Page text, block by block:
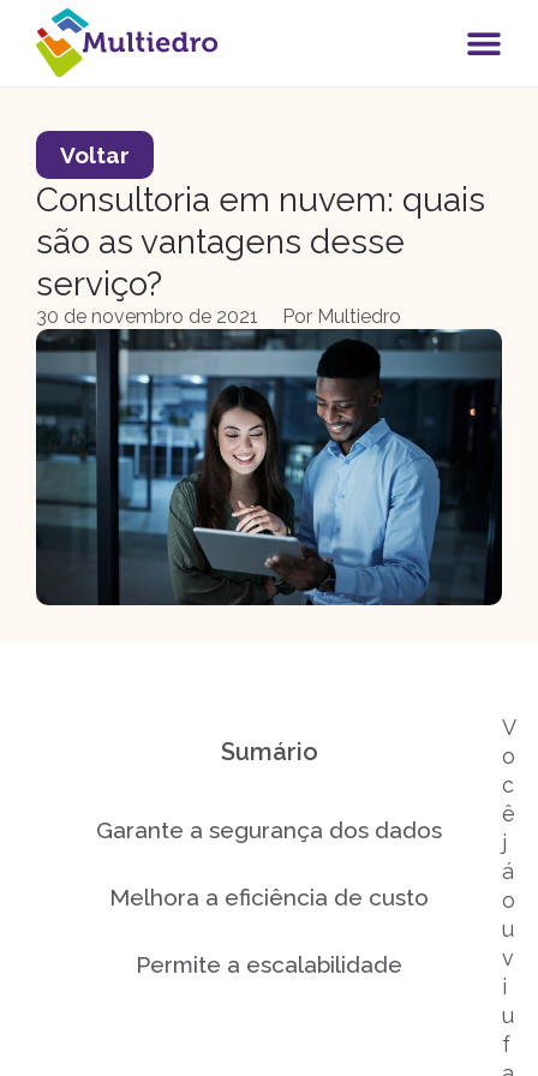
Voltar
Consultoria em nuvem: quais
são as vantagens desse
serviço?
30 de novembro de 2021 Por Multiedro
V
o
c
ê
j
á
o
u
v
i
u
f
Sumário
Garante a segurança dos dados
Melhora a eficiência de custo
Permite a escalabilidade